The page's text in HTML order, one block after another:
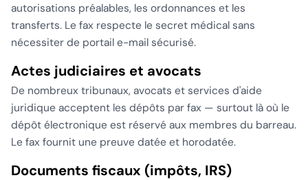
autorisations préalables, les ordonnances et les
transferts. Le fax respecte le secret médical sans
nécessiter de portail e-mail sécurisé.
Actes judiciaires et avocats
De nombreux tribunaux, avocats et services d'aide
juridique acceptent les dépôts par fax — surtout là où le
dépôt électronique est réservé aux membres du barreau.
Le fax fournit une preuve datée et horodatée.
Documents fiscaux (impôts, IRS)